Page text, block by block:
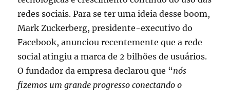
redes sociais. Para se ter uma ideia desse boom,
Mark Zuckerberg, presidente-executivo do
Facebook, anunciou recentemente que a rede
social atingiu a marca de 2 bilhões de usuários.
O fundador da empresa declarou que “nós
fizemos um grande progresso conectando o